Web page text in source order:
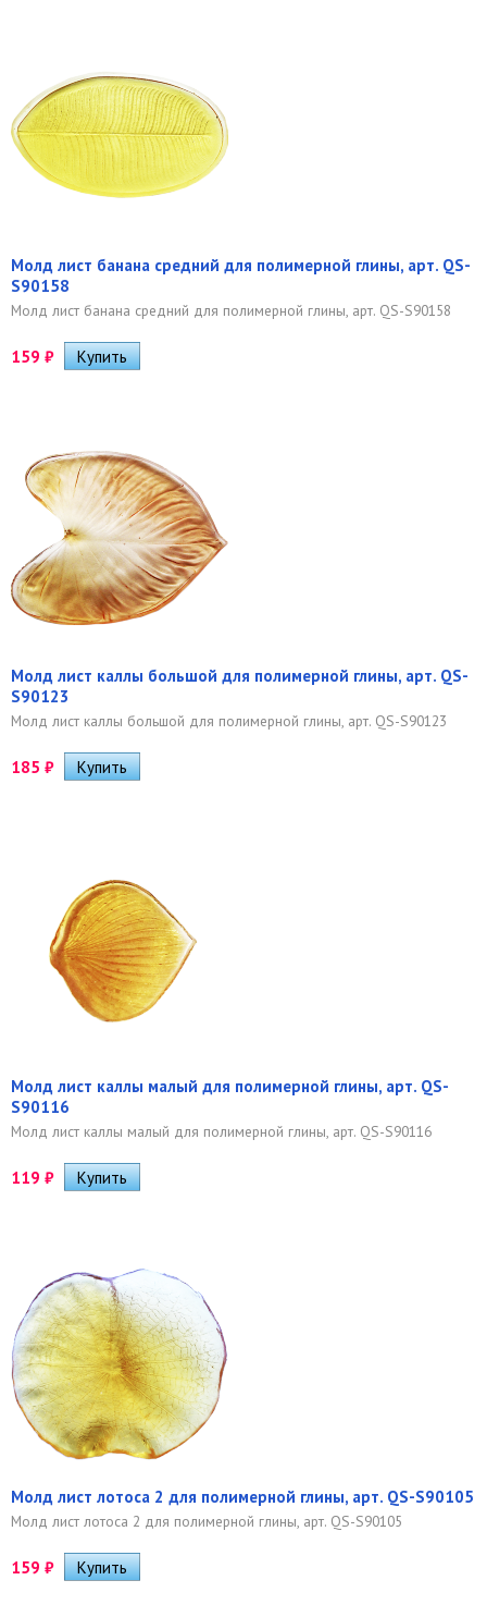
Молд лист банана средний для полимерной глины, арт. QS-
S90158
Молд лист банана средний для полимерной глины, арт. QS-S90158
159 ₽
Молд лист каллы большой для полимерной глины, арт. QS-
S90123
Молд лист каллы большой для полимерной глины, арт. QS-S90123
185 ₽
Молд лист каллы малый для полимерной глины, арт. QS-
S90116
Молд лист каллы малый для полимерной глины, арт. QS-S90116
119 ₽
Молд лист лотоса 2 для полимерной глины, арт. QS-S90105
Молд лист лотоса 2 для полимерной глины, арт. QS-S90105
159 ₽